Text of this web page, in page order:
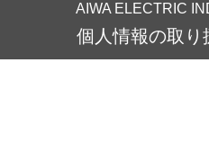
AIWA ELECTRIC
個人情報の取り